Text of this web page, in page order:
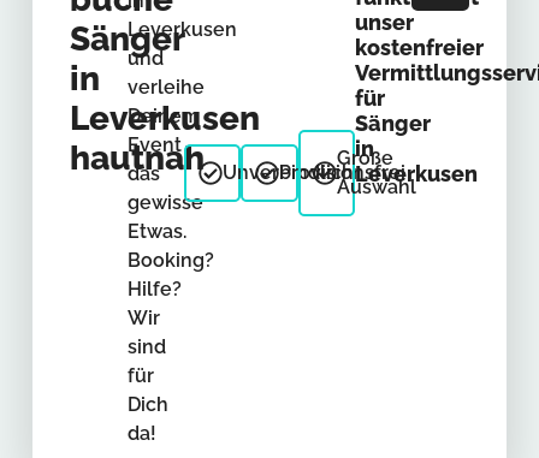
Sänger
in
Leverkusen
hautnah
Leverkusen
und
verleihe
Deinem
Event
das
gewisse
Etwas.
Booking?
Hilfe?
Wir
sind
für
Dich
da!
Unverbindlich
Provisionsfrei
Große
Auswahl
unser
kostenfreier
für
Sänger
in
Leverkusen